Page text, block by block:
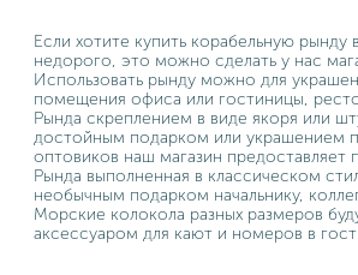
Если хотите купить корабельную
недорого, это можно сделать у нас
Использовать рынду можно для
помещения офиса или гостиницы,
Рында скреплением в виде якоря или
достойным подарком или украшением
оптовиков наш магазин предоставляет
Рында выполненная в классическом
необычным подарком начальнику,
Морские колокола разных размеров
аксессуаром для кают и номеров в